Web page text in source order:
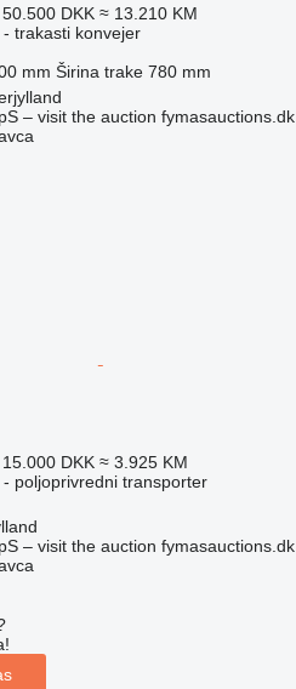
50.500 DKK ≈ 13.210 KM
trakasti konvejer
mm Širina trake 780 mm
– visit the auction fymasauctions.dk
15.000 DKK ≈ 3.925 KM
poljoprivredni transporter
– visit the auction fymasauctions.dk